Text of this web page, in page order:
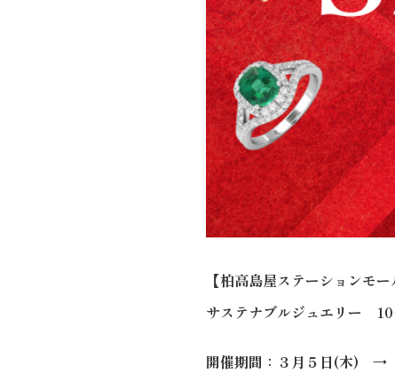
【柏高島屋ステーションモ
サステナブルジュエリー
開催期間：３月５日(木)